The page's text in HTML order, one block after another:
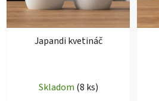
Japandi kvetináč
hodnotenie
Skladom (8 ks)